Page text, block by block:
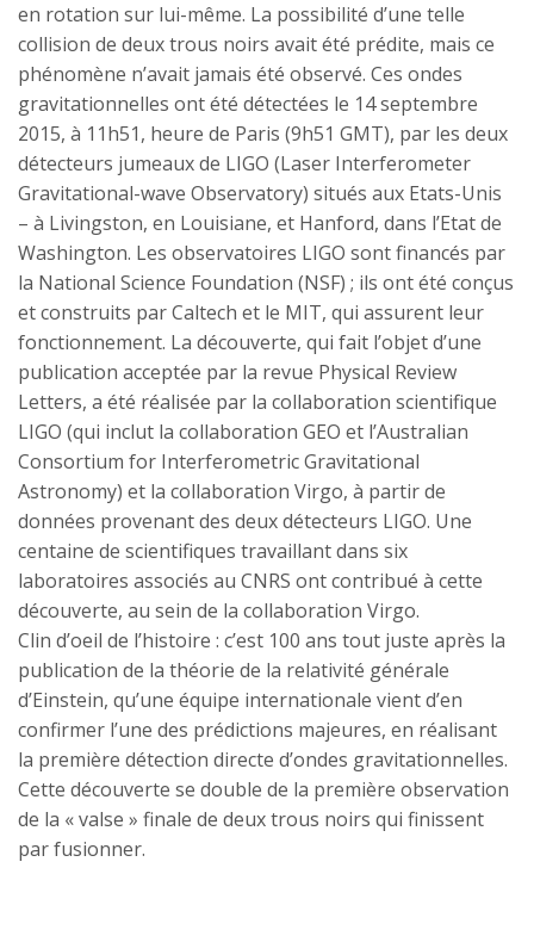
en rotation sur lui-même. La possibilité d’une telle
collision de deux trous noirs avait été prédite, mais ce
phénomène n’avait jamais été observé. Ces ondes
gravitationnelles ont été détectées le 14 septembre
2015, à 11h51, heure de Paris (9h51 GMT), par les deux
détecteurs jumeaux de LIGO (Laser Interferometer
Gravitational-wave Observatory) situés aux Etats-Unis
– à Livingston, en Louisiane, et Hanford, dans l’Etat de
Washington. Les observatoires LIGO sont financés par
la National Science Foundation (NSF) ; ils ont été conçus
et construits par Caltech et le MIT, qui assurent leur
fonctionnement. La découverte, qui fait l’objet d’une
publication acceptée par la revue Physical Review
Letters, a été réalisée par la collaboration scientifique
LIGO (qui inclut la collaboration GEO et l’Australian
Consortium for Interferometric Gravitational
Astronomy) et la collaboration Virgo, à partir de
données provenant des deux détecteurs LIGO. Une
centaine de scientifiques travaillant dans six
laboratoires associés au CNRS ont contribué à cette
découverte, au sein de la collaboration Virgo.
Clin d’oeil de l’histoire : c’est 100 ans tout juste après la
publication de la théorie de la relativité générale
d’Einstein, qu’une équipe internationale vient d’en
confirmer l’une des prédictions majeures, en réalisant
la première détection directe d’ondes gravitationnelles.
Cette découverte se double de la première observation
de la « valse » finale de deux trous noirs qui finissent
par fusionner.